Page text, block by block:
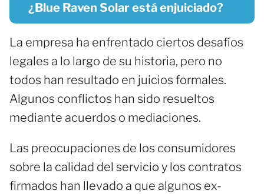
¿Blue Raven Solar está enjuiciado?
La empresa ha enfrentado ciertos desafíos
legales a lo largo de su historia, pero no
todos han resultado en juicios formales.
Algunos conflictos han sido resueltos
mediante acuerdos o mediaciones.
Las preocupaciones de los consumidores
sobre la calidad del servicio y los contratos
firmados han llevado a que algunos ex-